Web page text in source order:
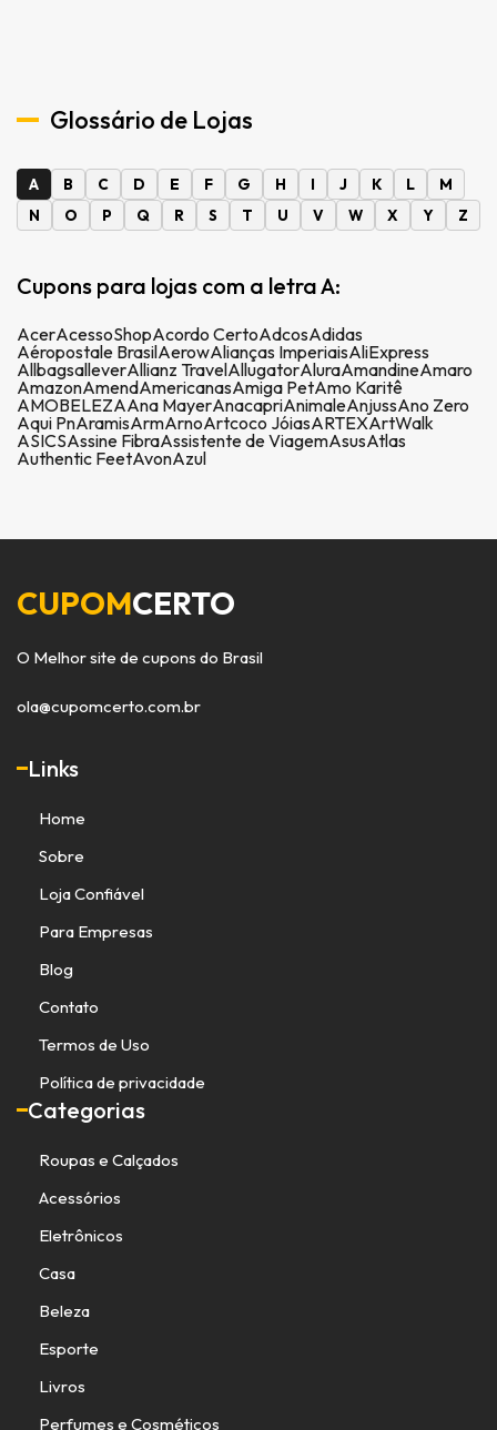
Glossário de Lojas
A B C D E F G H I J K L
M
N
O P Q R S T U V W X Y Z
Cupons para lojas com a letra A:
AcerAcessoShopAcordo CertoAdcosAdidas
Aéropostale BrasilAerowAlianças ImperiaisAliExpress
AllbagsalleverAllianz TravelAllugatorAluraAmandineAmaro
AmazonAmendAmericanasAmiga PetAmo Karitê
AMOBELEZAAna MayerAnacapriAnimaleAnjussAno Zero
Aqui PnAramisArmArnoArtcoco JóiasARTEXArtWalk
ASICSAssine FibraAssistente de ViagemAsusAtlas
Authentic FeetAvonAzul
CUPOMCERTO
O Melhor site de cupons do Brasil
ola@cupomcerto.com.br
Links
Home
Sobre
Loja Confiável
Para Empresas
Blog
Contato
Termos de Uso
Política de privacidade
Categorias
Roupas e Calçados
Acessórios
Eletrônicos
Casa
Beleza
Esporte
Livros
Perfumes e Cosméticos